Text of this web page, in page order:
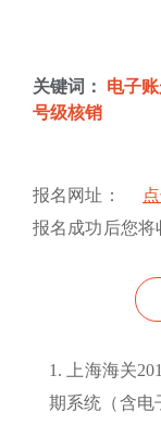
关键词：
电子
号级核销
报名网址：
报名成功后您将
1. 上海海关
期系统（含电